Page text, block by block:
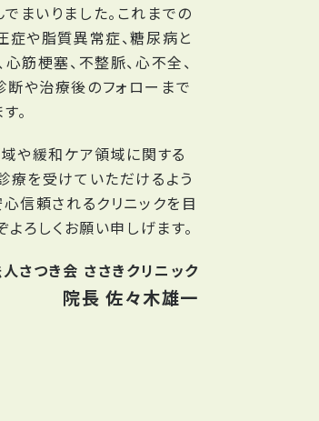
まいりました。これまでの
症や脂質異常症、糖尿病と
筋梗塞、不整脈、心不全、
や治療後のフォローまで
。
や緩和ケア領域に関する
療を受けていただけるよう
信頼されるクリニックを目
ろしくお願い申しげます。
さつき会 ささきクリニック
院長 佐々木雄一